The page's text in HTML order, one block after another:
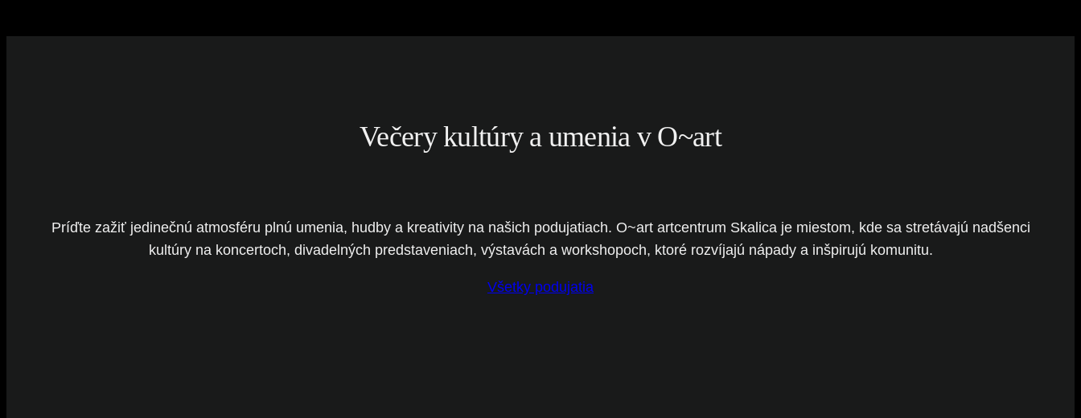
Večery kultúry a umenia v O~art
Príďte zažiť jedinečnú atmosféru plnú umenia, hudby a kreativity na našich podujatiach. O~art artcentrum Skalica je miestom, kde sa stretávajú nadšenci
kultúry na koncertoch, divadelných predstaveniach, výstavách a workshopoch, ktoré rozvíjajú nápady a inšpirujú komunitu.
Všetky podujatia